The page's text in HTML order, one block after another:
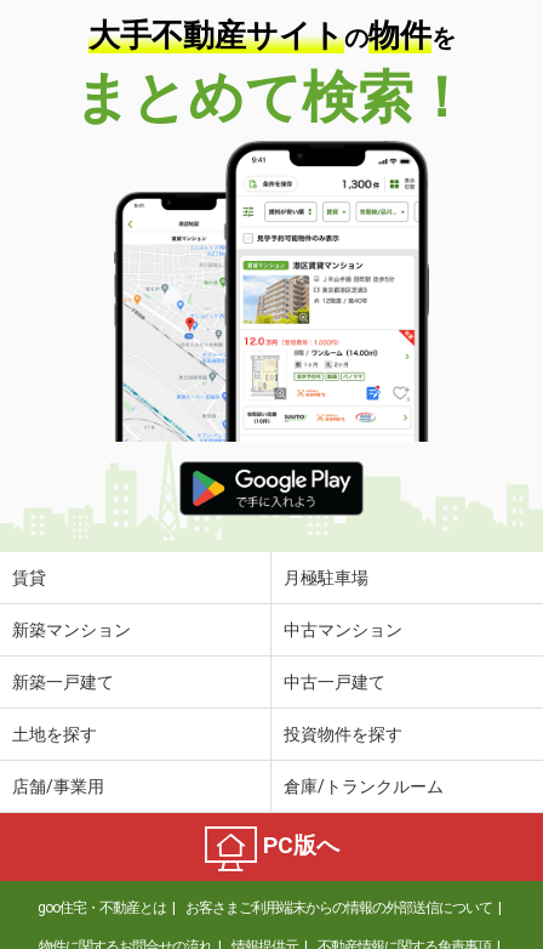
大手不動産サイトの物件を
まとめて検索！
賃貸 月極駐車場
新築マンション 中古マンション
新築一戸建て 中古一戸建て
土地を探す 投資物件を探す
店舗/事業用 倉庫/トランクルーム
PC版へ
goo住宅・不動産とは お客さまご利用端末からの情報の外部送信について